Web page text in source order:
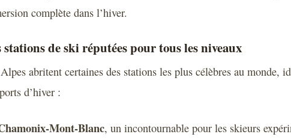
complète dans l’hiver.
stations de ski réputées pour tous les niveaux
abritent certaines des stations les plus célèbres au monde,
d’hiver :
Mont-Blanc, un incontournable pour les skieurs